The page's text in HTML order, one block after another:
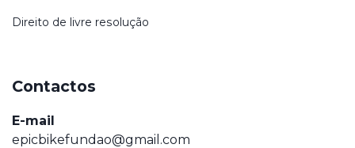
Direito de livre resolução
Contactos
E-mail
epicbikefundao@gmail.com